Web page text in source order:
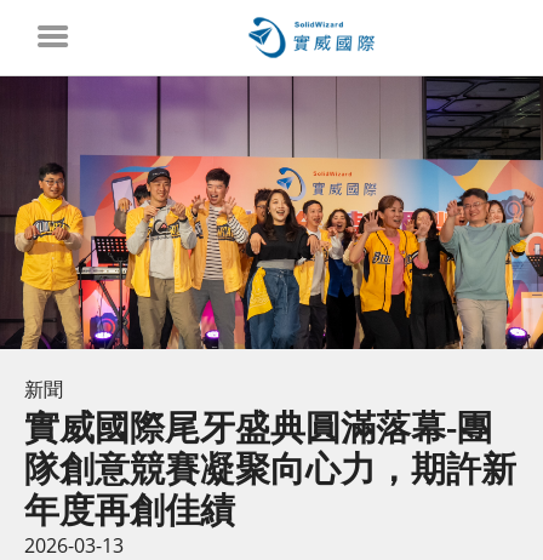
新聞
實威國際尾牙盛典圓滿落幕-團
隊創意競賽凝聚向心力，期許新
年度再創佳績
2026-03-13